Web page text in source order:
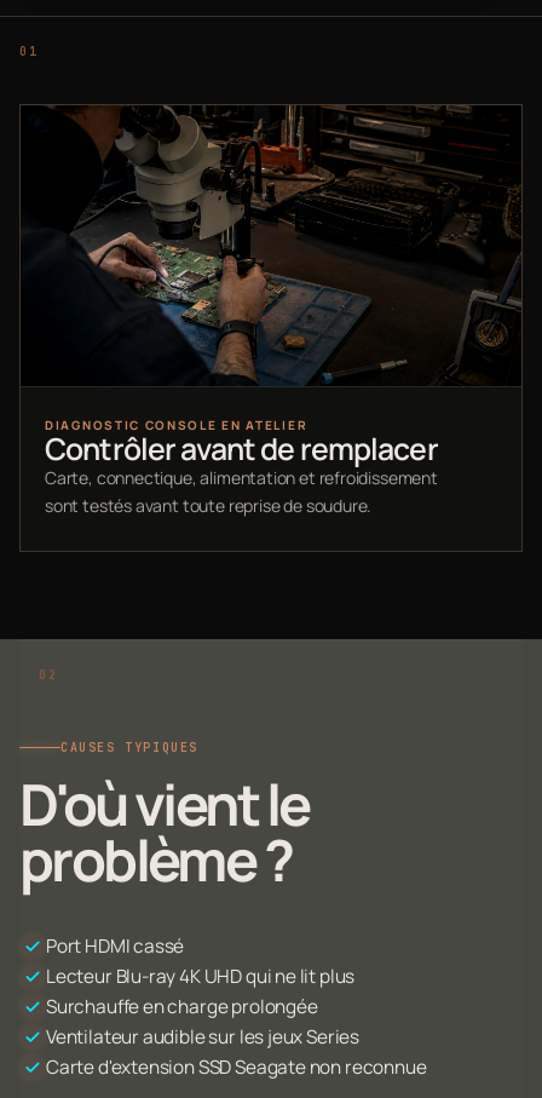
DIAGNOSTIC CONSOLE EN ATELIER
Contrôler avant de remplacer
Carte, connectique, alimentation et refroidissement
sont testés avant toute reprise de soudure.
CAUSES TYPIQUES
D'où vient le
problème ?
Port HDMI cassé
Lecteur Blu-ray 4K UHD qui ne lit plus
Surchauffe en charge prolongée
Ventilateur audible sur les jeux Series
Carte d'extension SSD Seagate non reconnue